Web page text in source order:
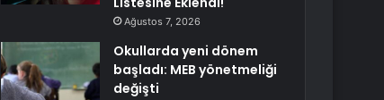
Ağustos 7, 2026
Okullarda yeni dönem
başladı: MEB yönetmeliği
değişti